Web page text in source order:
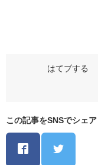
この記事をSNSでシェア